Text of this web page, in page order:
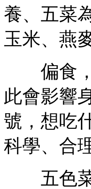
養、五菜
玉米、燕
偏食，
此會影響
號，想吃
科學、合
五色菜